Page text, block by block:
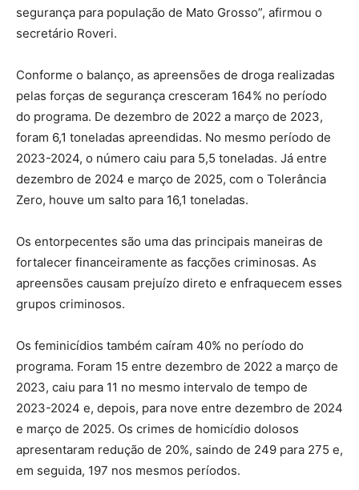
segurança para população de Mato Grosso”, afirmou o
secretário Roveri.
Conforme o balanço, as apreensões de droga realizadas
pelas forças de segurança cresceram 164% no período
do programa. De dezembro de 2022 a março de 2023,
foram 6,1 toneladas apreendidas. No mesmo período de
2023-2024, o número caiu para 5,5 toneladas. Já entre
dezembro de 2024 e março de 2025, com o Tolerância
Zero, houve um salto para 16,1 toneladas.
Os entorpecentes são uma das principais maneiras de
fortalecer financeiramente as facções criminosas. As
apreensões causam prejuízo direto e enfraquecem esses
grupos criminosos.
Os feminicídios também caíram 40% no período do
programa. Foram 15 entre dezembro de 2022 a março de
2023, caiu para 11 no mesmo intervalo de tempo de
2023-2024 e, depois, para nove entre dezembro de 2024
e março de 2025. Os crimes de homicídio dolosos
apresentaram redução de 20%, saindo de 249 para 275 e,
em seguida, 197 nos mesmos períodos.